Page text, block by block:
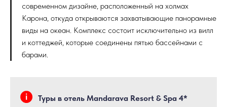
современном дизайне, расположенный на холмах
Карона, откуда открываются захватывающие панорамные
виды на океан. Комплекс состоит исключительно из вилл
и коттеджей, которые соединены пятью бассейнами с
барами.
Туры в отель Mandarava Resort & Spa 4*